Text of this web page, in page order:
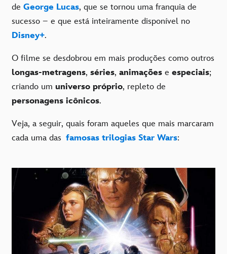
de George Lucas, que se tornou uma franquia de
sucesso – e que está inteiramente disponível no
Disney+.
O filme se desdobrou em mais produções como outros
longas-metragens, séries, animações e especiais;
criando um universo próprio, repleto de
personagens icônicos.
Veja, a seguir, quais foram aqueles que mais marcaram
cada uma das famosas trilogias Star Wars: